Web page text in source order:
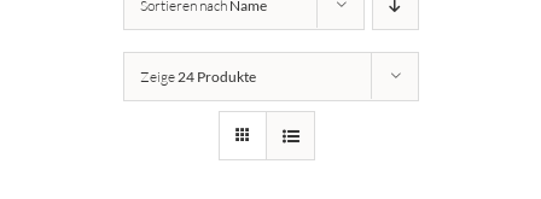
Kärntner Bildungswerk
Sortieren nach Name
Zeige 24 Produkte